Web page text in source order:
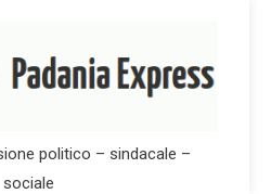
politico – sindacale –
sociale